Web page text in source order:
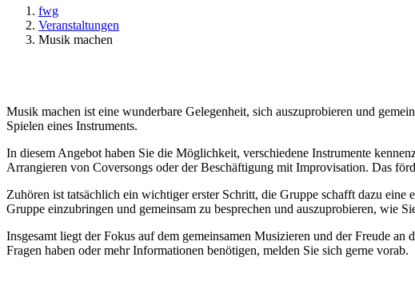
fwg
Veranstaltungen
Musik machen
Musik machen ist eine wunderbare Gelegenheit, sich auszuprobieren und
Spielen eines Instruments.
In diesem Angebot haben Sie die Möglichkeit, verschiedene Instrumente
Arrangieren von Coversongs oder der Beschäftigung mit Improvisation. Das
Zuhören ist tatsächlich ein wichtiger erster Schritt, die Gruppe schafft dazu
Gruppe einzubringen und gemeinsam zu besprechen und auszuprobieren, wie
Insgesamt liegt der Fokus auf dem gemeinsamen Musizieren und der Freude
Fragen haben oder mehr Informationen benötigen, melden Sie sich gerne vorab.